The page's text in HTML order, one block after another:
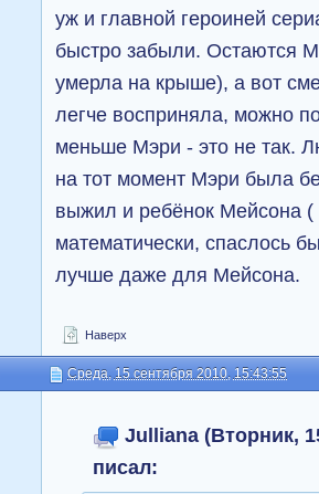
уж и главной героиней
быстро забыли. Остаются
умерла на крыше), а вот
легче восприняла, можно
меньше Мэри - это не так.
на тот момент Мэри была
выжил и ребёнок Мейсона (
математически, спаслось
лучше даже для Мейсона.
Наверх
Среда, 15 сентября 2010, 15:43:55
Julliana (Вторник,
писал: